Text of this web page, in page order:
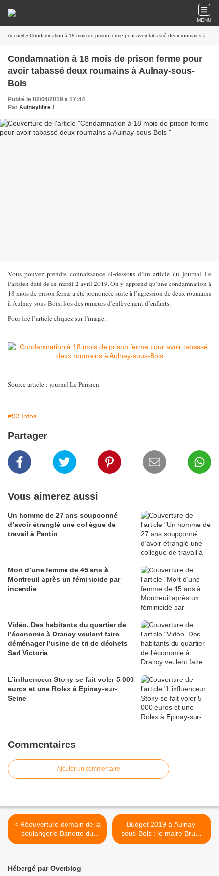
MENU
Accueil » Condamnation à 18 mois de prison ferme pour avoir tabassé deux roumains à Aulnay-sous-Bois
Condamnation à 18 mois de prison ferme pour
avoir tabassé deux roumains à Aulnay-sous-
Bois
Publié le 02/04/2019 à 17:44
Par Aulnaylibre !
Vous pouvez prendre connaissance ci-dessous d’un article du journal Le
Parisien daté de ce mardi 2 avril 2019. On y apprend qu’une condamnation à
18 mois de prison ferme a été prononcée suite à l’agression de deux roumains
à Aulnay-sous-Bois, lors des rumeurs d’enlèvement d’enfants.
Pour lire l’article cliquez sur l’image.
Source article : journal Le Parisien
#93 Infos
Partager
Vous aimerez aussi
Un homme de 27 ans soupçonné
d’avoir étranglé une collègue de
travail à Pantin
Mort d’une femme de 45 ans à
Montreuil après un féminicide par
incendie
Vidéo. Des habitants du quartier de
l’économie à Drancy veulent faire
déménager l’usine de tri de déchets
Sarl Victoria
L’influenceur Stony se fait voler 5 000
euros et une Rolex à Epinay-sur-
Seine
Commentaires
Ajouter un commentaire
< Réouverture demain de la
boulangerie Banette du
Vieux-Pays à Aulnay-sous-
Budget 2019 à Aulnay-
sous-Bois : le maire Bruno
Beschizza confirme « pas
Hébergé par Overblog